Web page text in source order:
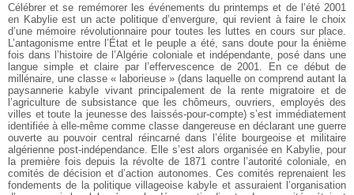
Célébrer et se remémorer les événements du printemps et de l’été 2001
en Kabylie est un acte politique d’envergure, qui revient à faire le choix
d’une mémoire révolutionnaire pour toutes les luttes en cours sur place.
L’antagonisme entre l’État et le peuple a été, sans doute pour la énième
fois dans l’histoire de l’Algérie coloniale et indépendante, posé dans une
langue simple et claire par l’effervescence de 2001. En ce début de
millénaire, une classe « laborieuse » (dans laquelle on comprend autant la
paysannerie kabyle vivant principalement de la rente migratoire et de
l’agriculture de subsistance que les chômeurs, ouvriers, employés des
villes et toute la jeunesse des laissés-pour-compte) s’est immédiatement
identifiée à elle-même comme classe dangereuse en déclarant une guerre
ouverte au pouvoir central réincarné dans l’élite bourgeoise et militaire
algérienne post-indépendance. Elle s’est alors organisée en Kabylie, pour
la première fois depuis la révolte de 1871 contre l’autorité coloniale, en
comités de décision et d’action autonomes. Ces comités reprenaient les
fondements de la politique villageoise kabyle et assuraient l’organisation